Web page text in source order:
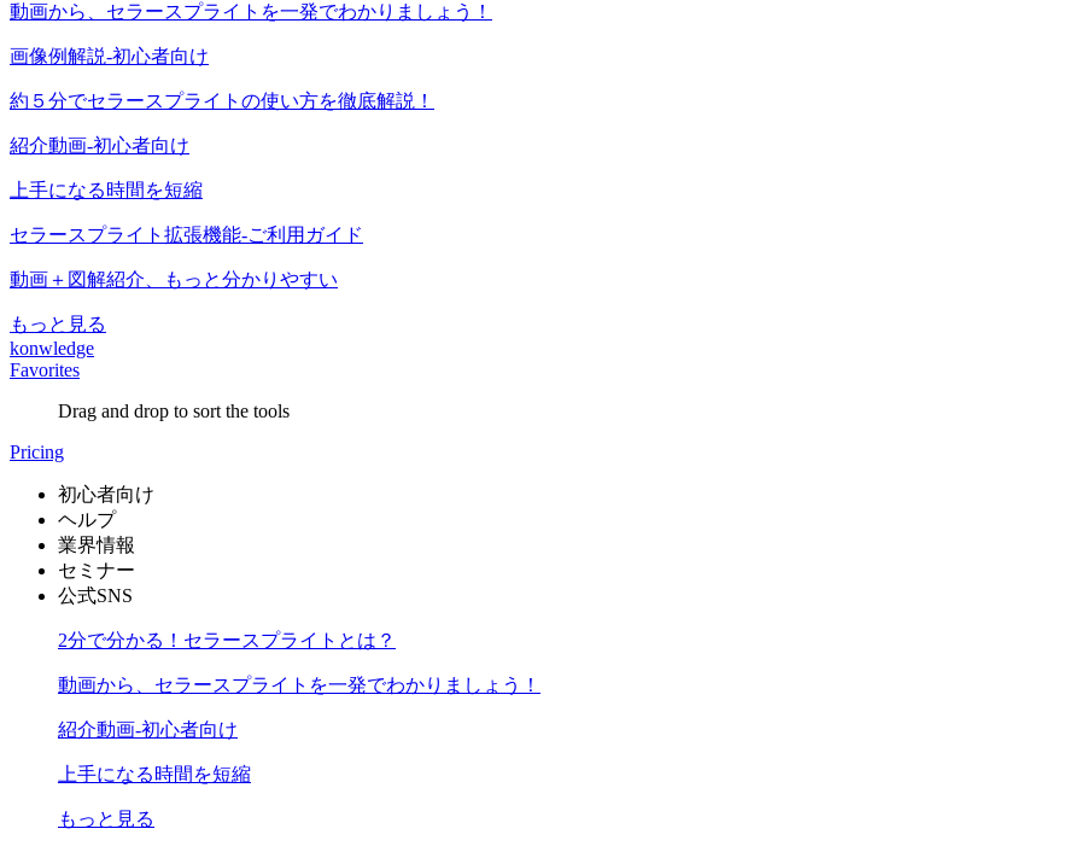
動画から、セラースプライトを一発でわかりましょう！
画像例解説-初心者向け
約５分でセラースプライトの使い方を徹底解説！
紹介動画-初心者向け
上手になる時間を短縮
セラースプライト拡張機能-ご利用ガイド
動画＋図解紹介、もっと分かりやすい
もっと見る
konwledge
Favorites
Drag and drop to sort the tools
Pricing
初心者向け
ヘルプ
業界情報
セミナー
公式SNS
2分で分かる！セラースプライトとは？
動画から、セラースプライトを一発でわかりましょう！
紹介動画-初心者向け
上手になる時間を短縮
もっと見る